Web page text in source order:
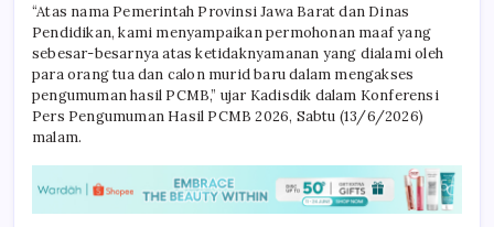
“Atas nama Pemerintah Provinsi Jawa Barat dan Dinas
Pendidikan, kami menyampaikan permohonan maaf yang
sebesar-besarnya atas ketidaknyamanan yang dialami oleh
para orang tua dan calon murid baru dalam mengakses
pengumuman hasil PCMB,” ujar Kadisdik dalam Konferensi
Pers Pengumuman Hasil PCMB 2026, Sabtu (13/6/2026)
malam.